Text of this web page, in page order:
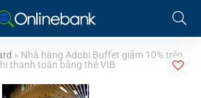
» Nhà hàng Adobi Buffet giảm 10% trên
thanh toán bằng thẻ VIB